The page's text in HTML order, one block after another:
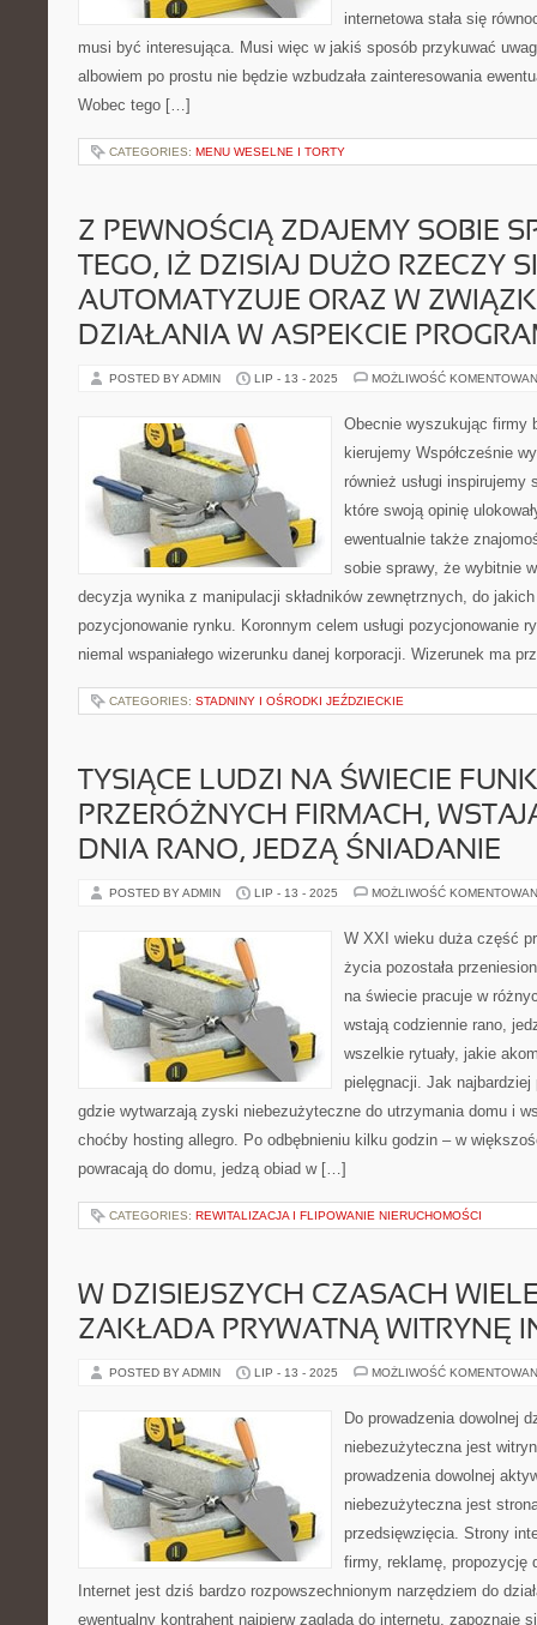
internetowa stała się
musi być interesująca. Musi więc w jakiś sposób przykuwać
albowiem po prostu nie będzie wzbudzała zainteresowania
Wobec tego […]
CATEGORIES: MENU WESELNE I TORTY
Z PEWNOŚCIĄ ZDAJEMY SOBIE
TEGO, IŻ DZISIAJ DUŻO RZECZY
AUTOMATYZUJE ORAZ W
DZIAŁANIA W ASPEKCIE
POSTED BY ADMIN LIP - 13 - 2025 MOŻLIWOŚĆ
Obecnie wyszukując firmy
kierujemy Współcześnie
również usługi
które swoją opinię
ewentualnie także
sobie sprawy, że wybitnie
decyzja wynika z manipulacji składników zewnętrznych, do
pozycjonowanie rynku. Koronnym celem usługi pozycjonowanie
niemal wspaniałego wizerunku danej korporacji. Wizerunek ma
CATEGORIES: STADNINY I OŚRODKI JEŹDZIECKIE
TYSIĄCE LUDZI NA ŚWIECIE
PRZERÓŻNYCH FIRMACH,
DNIA RANO, JEDZĄ ŚNIADANIE
POSTED BY ADMIN LIP - 13 - 2025 MOŻLIWOŚĆ
W XXI wieku duża część
życia pozostała
na świecie pracuje w
wstają codziennie rano,
wszelkie rytuały, jakie
pielęgnacji. Jak
gdzie wytwarzają zyski niebezużyteczne do utrzymania domu i
choćby hosting allegro. Po odbębnieniu kilku godzin – w
powracają do domu, jedzą obiad w […]
CATEGORIES: REWITALIZACJA I FLIPOWANIE NIERUCHOMOŚCI
W DZISIEJSZYCH CZASACH
ZAKŁADA PRYWATNĄ WITRYNĘ
POSTED BY ADMIN LIP - 13 - 2025 MOŻLIWOŚĆ
Do prowadzenia dowolnej
niebezużyteczna jest
prowadzenia dowolnej
niebezużyteczna jest
przedsięwzięcia. Strony
firmy, reklamę, propozycję
Internet jest dziś bardzo rozpowszechnionym narzędziem do
ewentualny kontrahent najpierw zagląda do internetu, zapoznaje